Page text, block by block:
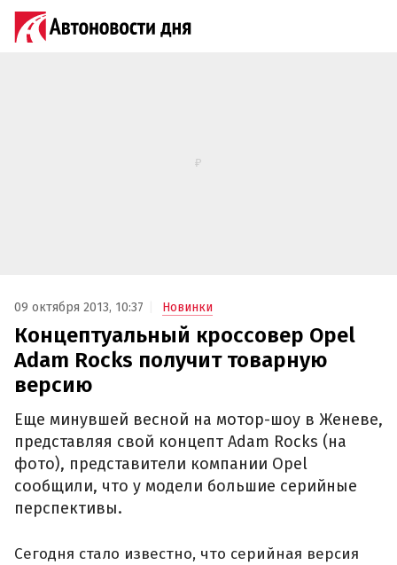
09 октября 2013, 10:37 Новинки
Концептуальный кроссовер Opel
Adam Rocks получит товарную
версию
Еще минувшей весной на мотор-шоу в Женеве,
представляя свой концепт Adam Rocks (на
фото), представители компании Opel
сообщили, что у модели большие серийные
перспективы.
Сегодня стало известно, что серийная версия